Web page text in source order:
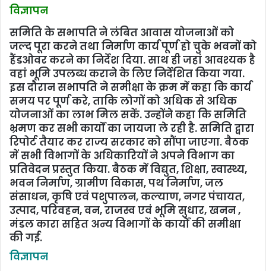
विज्ञापन
समिति के सभापति ने लंबित आवास योजनाओं को
जल्द पूरा करने तथा निर्माण कार्य पूर्ण हो चुके भवनों को
हैंडओवर करने का निर्देश दिया. साथ ही जहां आवश्यक है
वहां भूमि उपलब्ध कराने के लिए निर्देशित किया गया.
इस दौरान सभापति ने समीक्षा के क्रम में कहा कि कार्य
समय पर पूर्ण करे, ताकि लोगों को अधिक से अधिक
योजनाओं का लाभ मिल सकें. उन्होंने कहा कि समिति
भ्रमण कर सभी कार्यों का जायजा ले रही है. समिति द्वारा
रिपोर्ट तैयार कर राज्य सरकार को सौंपा जाएगा. बैठक
में सभी विभागों के अधिकारियों ने अपने विभाग का
प्रतिवेदन प्रस्तुत किया. बैठक में विद्युत, शिक्षा, स्वास्थ्य,
भवन निर्माण, ग्रामीण विकास, पथ निर्माण, जल
संसाधन, कृषि एवं पशुपालन, कल्याण, नगर पंचायत,
उत्पाद, परिवहन, वन, राजस्व एवं भूमि सुधार, खनन ,
मंडल कारा सहित अन्य विभागों के कार्यों की समीक्षा
की गई.
विज्ञापन